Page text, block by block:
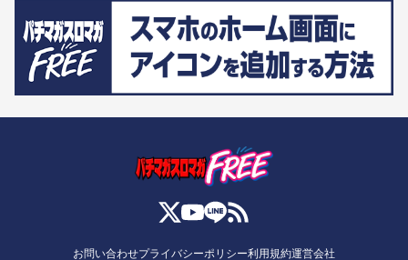
お問い合わせプライバシーポリシー利用規約運営会社